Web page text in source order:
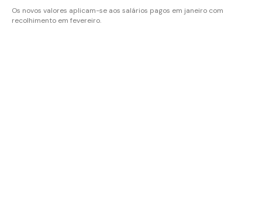
Os novos valores aplicam-se aos salários pagos em janeiro com
recolhimento em fevereiro.